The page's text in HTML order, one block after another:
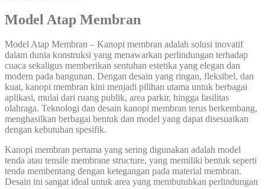
Model Atap Membran
Model Atap Membran – Kanopi membran adalah solusi inovatif
dalam dunia konstruksi yang menawarkan perlindungan terhadap
cuaca sekaligus memberikan sentuhan estetika yang elegan dan
modern pada bangunan. Dengan desain yang ringan, fleksibel, dan
kuat, kanopi membran kini menjadi pilihan utama untuk berbagai
aplikasi, mulai dari ruang publik, area parkir, hingga fasilitas
olahraga. Teknologi dan desain kanopi membran terus berkembang,
menghasilkan berbagai bentuk dan model yang dapat disesuaikan
dengan kebutuhan spesifik.
Kanopi membran pertama yang sering digunakan adalah model
tenda atau tensile membrane structure, yang memiliki bentuk seperti
tenda membentang dengan ketegangan pada material membran.
Desain ini sangat ideal untuk area yang membutuhkan perlindungan